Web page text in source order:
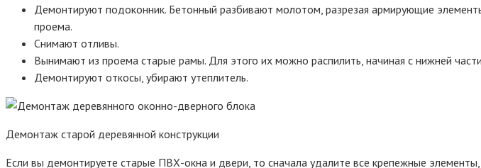
Демонтируют подоконник. Бетонный разбивают молотом, разрезая армирующие
проема.
Снимают отливы.
Вынимают из проема старые рамы. Для этого их можно распилить, начиная с нижней
Демонтируют откосы, убирают утеплитель.
Демонтаж старой деревянной конструкции
Если вы демонтируете старые ПВХ-окна и двери, то сначала удалите все крепежные